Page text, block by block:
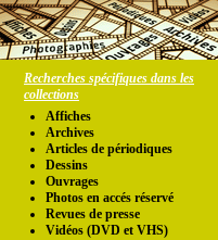
Recherches spécifiques dans les
collections
Affiches
Archives
Articles de périodiques
Dessins
Ouvrages
Photos en accés réservé
Revues de presse
Vidéos (DVD et VHS)